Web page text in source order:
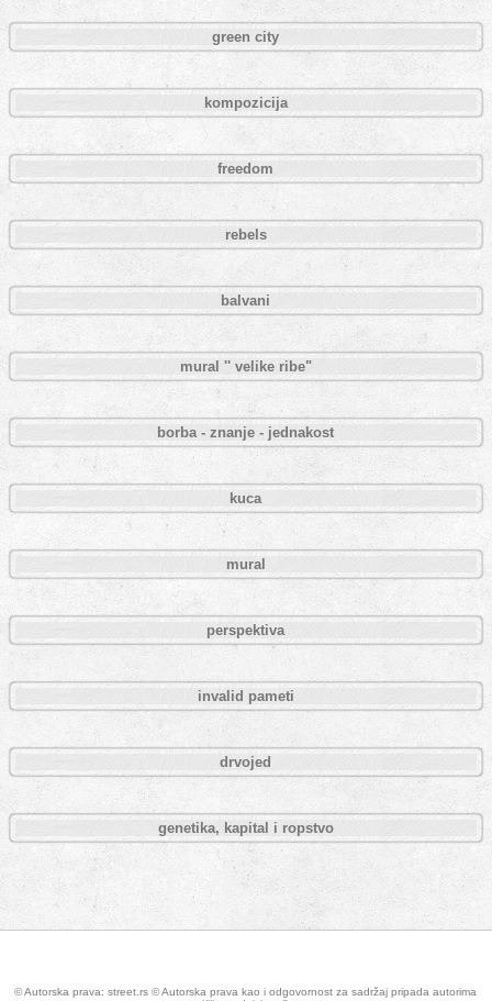
green city
kompozicija
freedom
rebels
balvani
mural '' velike ribe"
borba - znanje - jednakost
kuca
mural
perspektiva
invalid pameti
drvojed
genetika, kapital i ropstvo
Pages
© Autorska prava: street.rs © Autorska prava kao i odgovornost za sadržaj pripada autorima